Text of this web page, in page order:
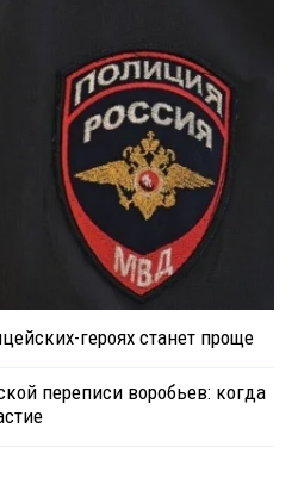
героях станет проще
переписи воробьев: когда